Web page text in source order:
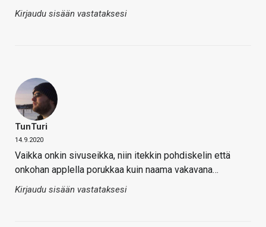
Kirjaudu sisään vastataksesi
TunTuri
14.9.2020
Vaikka onkin sivuseikka, niin itekkin pohdiskelin että
onkohan applella porukkaa kuin naama vakavana…
Kirjaudu sisään vastataksesi